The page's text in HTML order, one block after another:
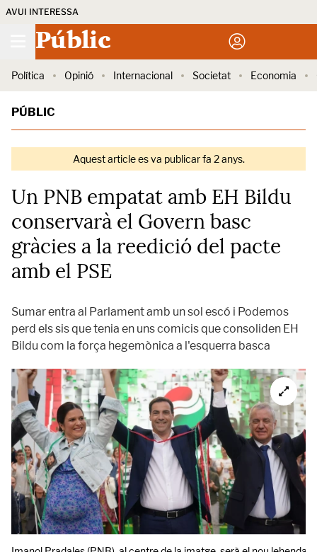
AVUI INTERESSA
Públic
Política Opinió Internacional Societat Economia
PÚBLIC
Aquest article es va publicar fa 2 anys.
Un PNB empatat amb EH Bildu
conservarà el Govern basc
gràcies a la reedició del pacte
amb el PSE
Sumar entra al Parlament amb un sol escó i Podemos
perd els sis que tenia en uns comicis que consoliden EH
Bildu com la força hegemònica a l'esquerra basca